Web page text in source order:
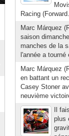
Racing
Marc Márquez
saison
manches de la
l'année a
Marc Márquez
en battant un
Casey Stoner
neuvième
Il
plus